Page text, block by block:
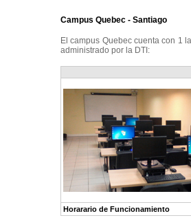
Campus Quebec - Santiago
El campus Quebec cuenta con 1
administrado por la DTI:
Horarario de Funcionamiento